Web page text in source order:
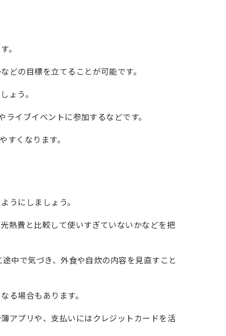
。
の目標を立てることが可能です。
ょう。
イブイベントに参加するなどです。
くなります。
うにしましょう。
熱費と比較して使いすぎていないかなどを把
中で気づき、外食や自炊の内容を見直すこと
る場合もあります。
アプリや、支払いにはクレジットカードを活